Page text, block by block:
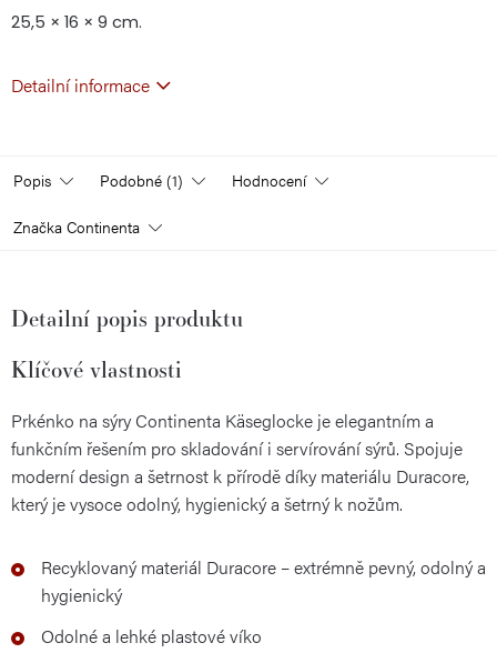
25,5 × 16 × 9 cm.
Detailní informace
Popis Podobné (1) Hodnocení
Značka Continenta
Detailní popis produktu
Klíčové vlastnosti
Prkénko na sýry Continenta Käseglocke je elegantním a
funkčním řešením pro skladování i servírování sýrů. Spojuje
moderní design a šetrnost k přírodě díky materiálu Duracore,
který je vysoce odolný, hygienický a šetrný k nožům.
Recyklovaný materiál Duracore – extrémně pevný, odolný a
hygienický
Odolné a lehké plastové víko